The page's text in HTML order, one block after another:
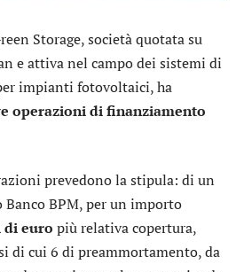
Storage, società quotata su
e attiva nel campo dei sistemi di
impianti fotovoltaici, ha
operazioni di finanziamento
prevedono la stipula: di un
Banco BPM, per un importo
euro più relativa copertura,
di cui 6 di preammortamento, da